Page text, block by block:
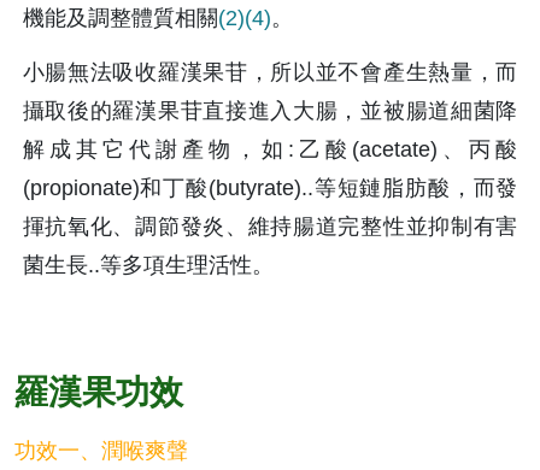
機能及調整體質相關(2)(4)。
小腸無法吸收羅漢果苷，所以並不會產生熱量，而
攝取後的羅漢果苷直接進入大腸，並被腸道細菌降
解成其它代謝產物，如:乙酸(acetate)、丙酸
(propionate)和丁酸(butyrate)..等短鏈脂肪酸，而發
揮抗氧化、調節發炎、維持腸道完整性並抑制有害
菌生長..等多項生理活性。
羅漢果功效
功效一、潤喉爽聲